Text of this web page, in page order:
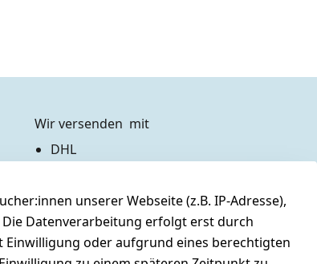
unserer Webseite (z.B. IP-Adresse),
Datenverarbeitung erfolgt erst durch
Einwilligung oder aufgrund eines berechtigten
Wir versenden  mit
DHL
Vorkasse
Barzahlung bei Abholung
PayPal / Kreditkarte